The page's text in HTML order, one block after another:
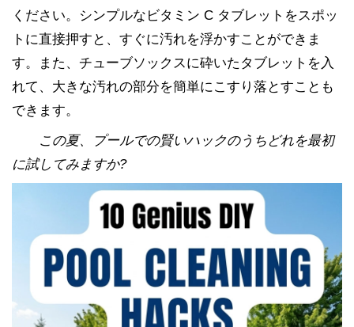
ください。シンプルなビタミン C タブレットをスポッ
トに直接押すと、すぐに汚れを浮かすことができま
す。また、チューブソックスに砕いたタブレットを入
れて、大きな汚れの部分を簡単にこすり落とすことも
できます。
この夏、プールでの賢いハックのうちどれを最初
に試してみますか?